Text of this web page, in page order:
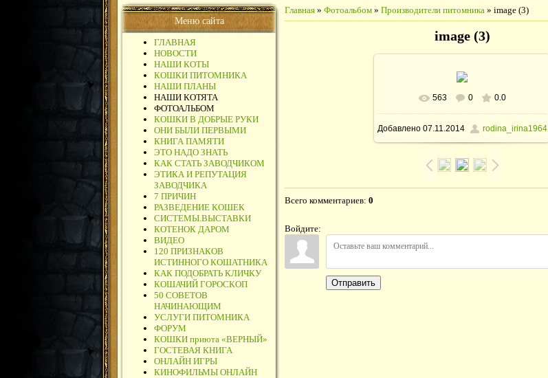
Меню сайта
ГЛАВНАЯ
НОВОСТИ
НАШИ КОТЫ
КОШКИ ПИТОМНИКА
НАШИ ПЛАНЫ
НАШИ КОТЯТА
ФОТОАЛЬБОМ
КОШКИ В ДОБРЫЕ РУКИ
ОНИ БЫЛИ ПЕРВЫМИ
КНИГА ПАМЯТИ
ЭТО НАДО ЗНАТЬ
КАК СТАТЬ ЗАВОДЧИКОМ
ЭТИКА И РЕПУТАЦИЯ
ЗАВОДЧИКА
7 ПРИЧИН
РАЗВЕДЕНИЕ КОШЕК
СИСТЕМЫ.ВЫСТАВКИ
КОТЕНОК ДАРОМ
ВИДЕО
120 ПРИЗНАКОВ
ИСТИННОГО КОШАТНИКА
КАК ПОДОБРАТЬ КЛИЧКУ
КОШАЧИЙ ГОРОСКОП
50 СОВЕТОВ
НАЧИНАЮЩИМ
УСЛУГИ ПИТОМНИКА
ФОРУМ
КОШКИ приюта «ВЕРНЫЙ»
ГОСТЕВАЯ КНИГА
ОНЛАЙН ИГРЫ
КИНОФИЛЬМЫ ОНЛАЙН
Главная » Фотоальбом » Производители питомника » image (3)
image (3)
563 0 0.0
Добавлено07.11.2014 rodina_irina1964
Всего комментариев: 0
Войдите:
Отправить